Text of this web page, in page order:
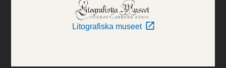
Litografiska museet